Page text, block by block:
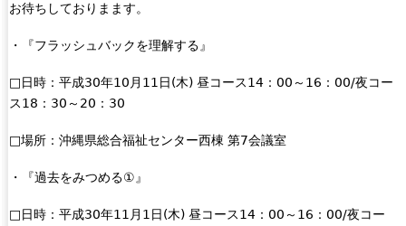
お待ちしておりまます。
・『フラッシュバックを理解する』
□日時：平成30年10月11日(木) 昼コース14：00～16：00/夜コー
ス18：30～20：30
□場所：沖縄県総合福祉センター西棟 第7会議室
・『過去をみつめる①』
□日時：平成30年11月1日(木) 昼コース14：00～16：00/夜コー